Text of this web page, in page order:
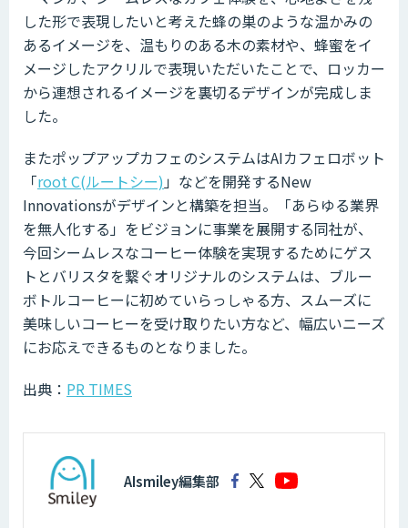
した形で表現したいと考えた蜂の巣のような温かみの
あるイメージを、温もりのある木の素材や、蜂蜜をイ
メージしたアクリルで表現いただいたことで、ロッカー
から連想されるイメージを裏切るデザインが完成しま
した。
またポップアップカフェのシステムはAIカフェロボット
「root C(ルートシー) 」などを開発するNew
Innovationsがデザインと構築を担当。「あらゆる業界
を無人化する」をビジョンに事業を展開する同社が、
今回シームレスなコーヒー体験を実現するためにゲス
トとバリスタを繋ぐオリジナルのシステムは、ブルー
ボトルコーヒーに初めていらっしゃる方、スムーズに
美味しいコーヒーを受け取りたい方など、幅広いニーズ
にお応えできるものとなりました。
出典： PR TIMES
AIsmiley編集部